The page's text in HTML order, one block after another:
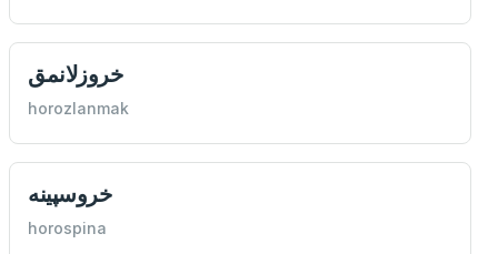
خروزلانمق
horozlanmak
خروسپينه
horospina